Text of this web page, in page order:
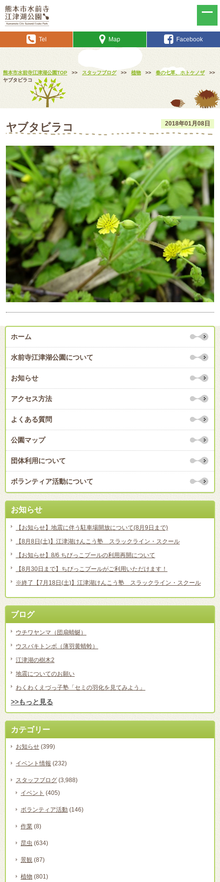
Tel Map Facebook
熊本市水前寺江津湖公園TOP >> スタッフブログ >> 植物 >> 春の七草、ホトケノザ
>>
ヤブタビラコ
2018年01月08日
ヤブタビラコ
ホーム
水前寺江津湖公園について
お知らせ
アクセス方法
よくある質問
公園マップ
団体利用について
ボランティア活動について
お知らせ
【お知らせ】地震に伴う駐車場開放について(8月9日まで)
【8月8日(土)】江津湖けんこう塾 スラックライン・スクール
【お知らせ】8/6 ちびっこプールの利用再開について
【8月30日まで】ちびっこプールがご利用いただけます！
※終了【7月18日(土)】江津湖けんこう塾 スラックライン・スクール
ブログ
ウチワヤンマ（団扇蜻蜒）
ウスバキトンボ（薄羽黄蜻蛉）
江津湖の樹木2
地震についてのお願い
わくわくえづっ子塾「セミの羽化を見てみよう」
>>もっと見る
カテゴリー
お知らせ (399)
イベント情報 (232)
スタッフブログ (3,988)
イベント (405)
ボランティア活動 (146)
作業 (8)
昆虫 (634)
景観 (87)
植物 (801)